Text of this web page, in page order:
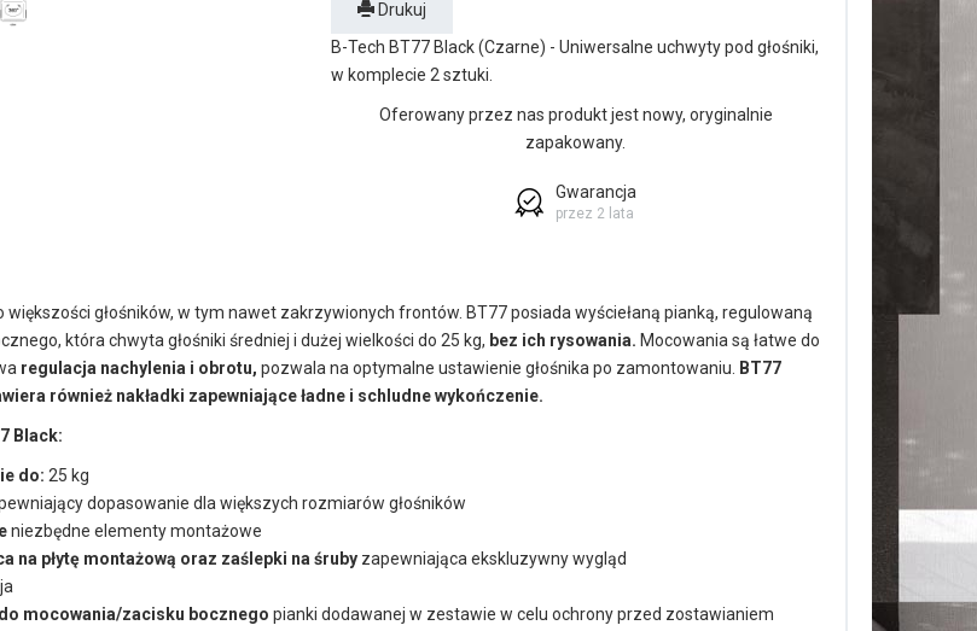
Drukuj
B-Tech BT77 Black (Czarne) - Uniwersalne uchwyty pod głośniki,
w komplecie 2 sztuki.
Oferowany przez nas produkt jest nowy, oryginalnie
zapakowany.
Gwarancja
przez 2 lata
większości głośników, w tym nawet zakrzywionych frontów. BT77 posiada wyściełaną pianką, regulowaną
która chwyta głośniki średniej i dużej wielkości do 25 kg, bez ich rysowania. Mocowania są łatwe do
regulacja nachylenia i obrotu, pozwala na optymalne ustawienie głośnika po zamontowaniu.
BT77
również nakładki zapewniające ładne i schludne wykończenie.
Black:
do: 25 kg
dopasowanie dla większych rozmiarów głośników
niezbędne elementy montażowe
na płytę montażową oraz zaślepki na śruby zapewniająca ekskluzywny wygląd
mocowania/zacisku bocznego pianki dodawanej w zestawie w celu ochrony przed zostawianiem